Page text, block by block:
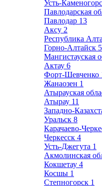
Усть-
Павлодарская
Павлодар 13
Аксу 2
Республика
Горно-Алтайск 5
Мангистауская
Актау 6
Форт-Шевченко
Жанаозен 1
Атырауская
Атырау 11
Западно-
Уральск 8
Карачаево-
Черкесск 4
Усть-Джегута 1
Акмолинская
Кокшетау 4
Косшы 1
Степногорск 1